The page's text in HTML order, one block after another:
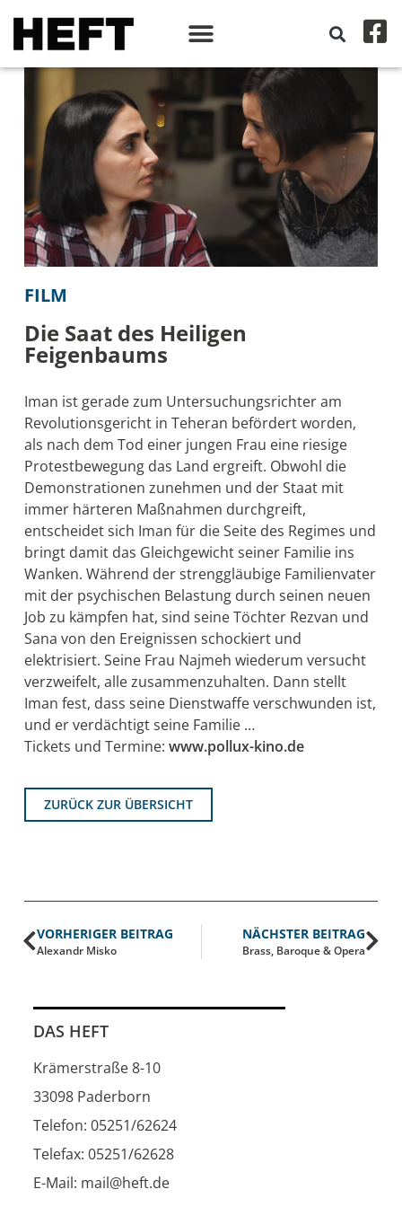
FILM
Die Saat des Heiligen
Feigenbaums
Iman ist gerade zum Untersuchungsrichter am
Revolutionsgericht in Teheran befördert worden,
als nach dem Tod einer jungen Frau eine riesige
Protestbewegung das Land ergreift. Obwohl die
Demonstrationen zunehmen und der Staat mit
immer härteren Maßnahmen durchgreift,
entscheidet sich Iman für die Seite des Regimes und
bringt damit das Gleichgewicht seiner Familie ins
Wanken. Während der strenggläubige Familienvater
mit der psychischen Belastung durch seinen neuen
Job zu kämpfen hat, sind seine Töchter Rezvan und
Sana von den Ereignissen schockiert und
elektrisiert. Seine Frau Najmeh wiederum versucht
verzweifelt, alle zusammenzuhalten. Dann stellt
Iman fest, dass seine Dienstwaffe verschwunden ist,
und er verdächtigt seine Familie …
Tickets und Termine: www.pollux-kino.de
ZURÜCK ZUR ÜBERSICHT
VORHERIGER BEITRAG
Alexandr Misko
NÄCHSTER BEITRAG
Brass, Baroque & Opera
DAS HEFT
Krämerstraße 8-10
33098 Paderborn
Telefon: 05251/62624
Telefax: 05251/62628
E-Mail: mail@heft.de